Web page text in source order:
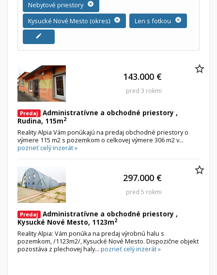
Lokalita
Kysucké Nové Mesto (okres)
Byt
Garsónky
Dvojgarsónky
1-izbové
2-izbové
3-izbové
Dom
Vila
Pozemok
Stavebné pozemky
Bývanie a rekreácia
Priemyselný pozemok
Poľnohospodárske pozemky
Nebytové priestory cancel
Kysucké Nové Mesto (okres) cancel Len s fotkou cancel
edit
Predaj
Administratívne a obchodné priestory ,
Rudina, 115m2
Reality Alpia Vám ponúkajú na predaj obchodné priestory o
výmere 115 m2 s pozemkom o celkovej výmere 306 m2 v...
pozrieť celý inzerát »
143.000 €
pred 3 rokmi
Predaj
Administratívne a obchodné priestory ,
Kysucké Nové Mesto, 1123m2
Reality Alpia: Vám ponúka na predaj výrobnú halu s
pozemkom, /1123m2/, Kysucké Nové Mesto. Dispozične objekt
pozostáva z plechovej haly... pozrieť celý inzerát »
297.000 €
pred 5 rokmi